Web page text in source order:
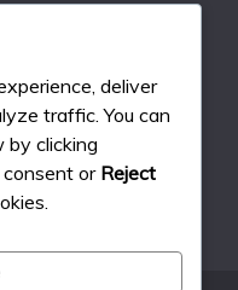
deliver
traffic. You can
by clicking
orReject